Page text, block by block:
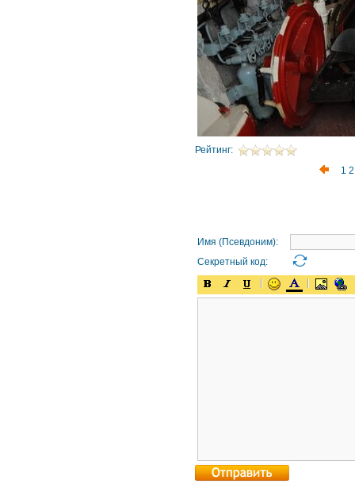
Рейтинг:
1 2
Имя (Псевдоним):
Секретный код: